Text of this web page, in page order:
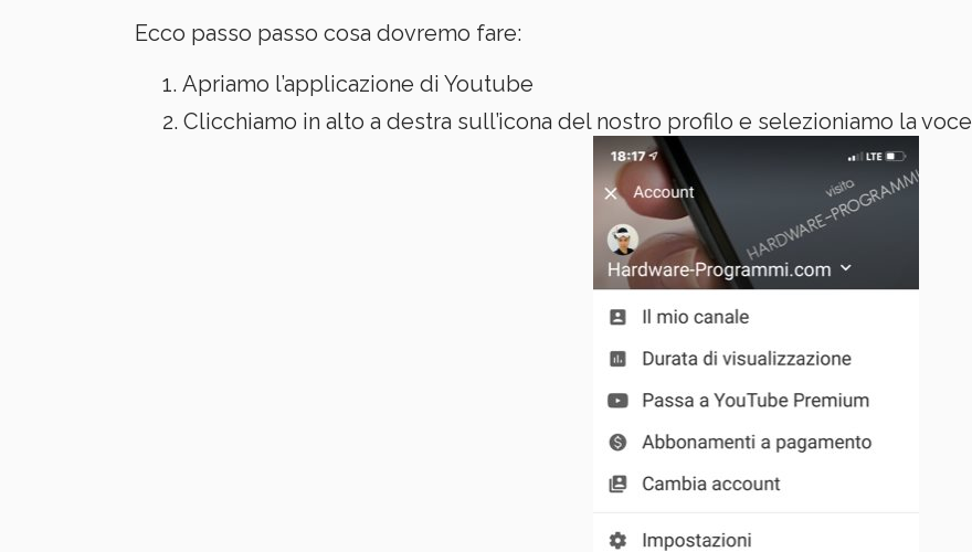
Ecco passo passo cosa dovremo fare:
Apriamo l’applicazione di Youtube
Clicchiamo in alto a destra sull’icona del nostro profilo e selezioniamo la voce